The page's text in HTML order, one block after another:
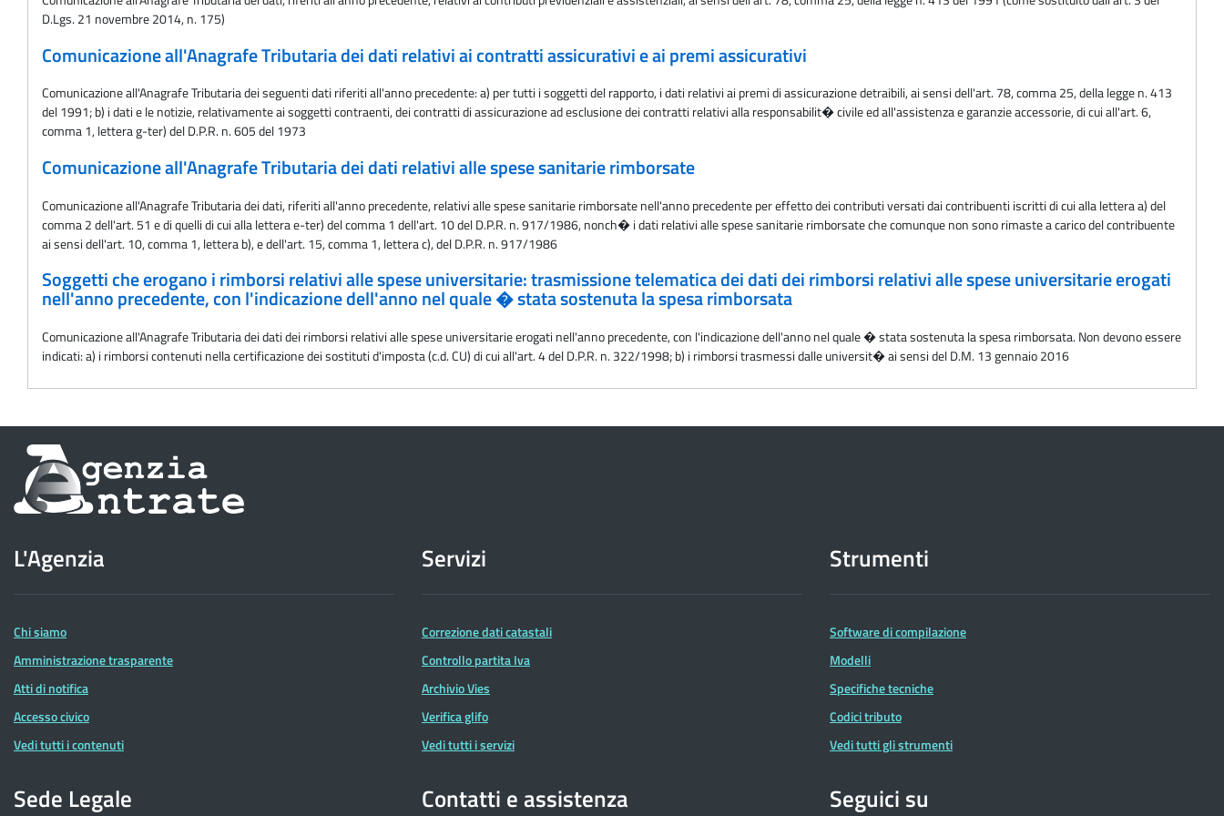
D.Lgs. 21 novembre 2014, n. 175)
Comunicazione all'Anagrafe Tributaria dei dati relativi ai contratti assicurativi e ai premi assicurativi
Comunicazione all'Anagrafe Tributaria dei seguenti dati riferiti all'anno precedente: a) per tutti i soggetti del rapporto, i dati relativi ai premi di assicurazione detraibili, ai sensi dell'art. 78, comma 25, della legge n. 413
del 1991; b) i dati e le notizie, relativamente ai soggetti contraenti, dei contratti di assicurazione ad esclusione dei contratti relativi alla responsabilit� civile ed all'assistenza e garanzie accessorie, di cui all'art. 6,
comma 1, lettera g-ter) del D.P.R. n. 605 del 1973
Comunicazione all'Anagrafe Tributaria dei dati relativi alle spese sanitarie rimborsate
Comunicazione all'Anagrafe Tributaria dei dati, riferiti all'anno precedente, relativi alle spese sanitarie rimborsate nell'anno precedente per effetto dei contributi versati dai contribuenti iscritti di cui alla lettera a) del
comma 2 dell'art. 51 e di quelli di cui alla lettera e-ter) del comma 1 dell'art. 10 del D.P.R. n. 917/1986, nonch� i dati relativi alle spese sanitarie rimborsate che comunque non sono rimaste a carico del contribuente
ai sensi dell'art. 10, comma 1, lettera b), e dell'art. 15, comma 1, lettera c), del D.P.R. n. 917/1986
Soggetti che erogano i rimborsi relativi alle spese universitarie: trasmissione telematica dei dati dei rimborsi relativi alle spese universitarie erogati
nell'anno precedente, con l'indicazione dell'anno nel quale � stata sostenuta la spesa rimborsata
Comunicazione all'Anagrafe Tributaria dei dati dei rimborsi relativi alle spese universitarie erogati nell'anno precedente, con l'indicazione dell'anno nel quale � stata sostenuta la spesa rimborsata. Non devono essere
indicati: a) i rimborsi contenuti nella certificazione dei sostituti d'imposta (c.d. CU) di cui all'art. 4 del D.P.R. n. 322/1998; b) i rimborsi trasmessi dalle universit� ai sensi del D.M. 13 gennaio 2016
Informazioni
sul
dell'Agenzia
delle
Entrate
L'Agenzia
Chi siamo
Amministrazione trasparente
Atti di notifica
Accesso civico
Vedi tutti i contenuti
Servizi
Correzione dati catastali
Controllo partita Iva
Archivio Vies
Verifica glifo
Vedi tutti i servizi
Strumenti
Software di compilazione
Modelli
Specifiche tecniche
Codici tributo
Vedi tutti gli strumenti
Sede Legale Contatti e assistenza Seguici su